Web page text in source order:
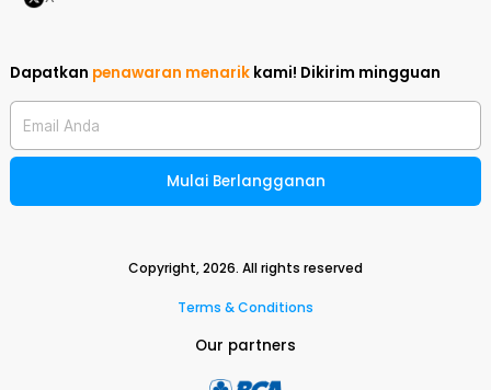
Dapatkan penawaran menarik kami! Dikirim mingguan
Email Anda
Mulai Berlangganan
Copyright,2026. All rights reserved
Terms & Conditions
Our partners